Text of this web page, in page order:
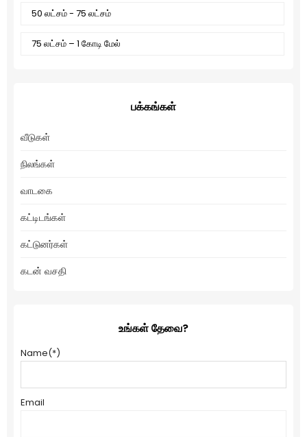
50 லட்சம் - 75 லட்சம்
75 லட்சம் – 1 கோடி மேல்
பக்கங்கள்
வீடுகள்
நிலங்கள்
வாடகை
கட்டிடங்கள்
கட்டுனர்கள்
கடன் வசதி
உங்கள் தேவை?
Name(*)
Email